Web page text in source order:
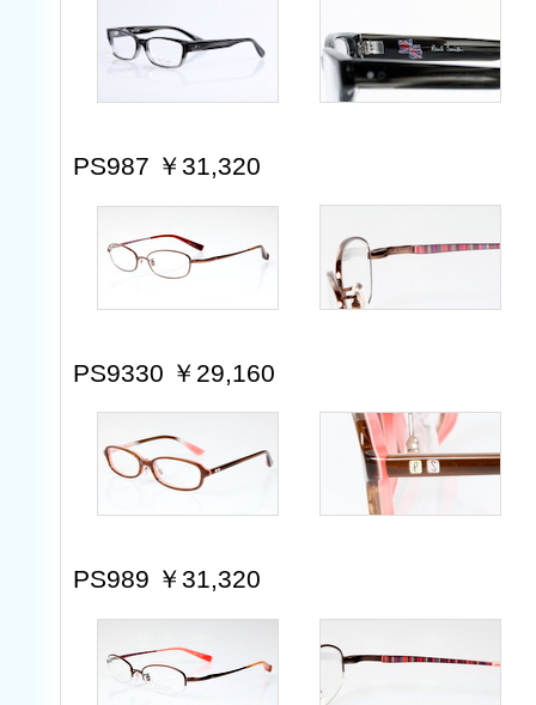
PS987 ￥31,320
PS9330 ￥29,160
PS989 ￥31,320